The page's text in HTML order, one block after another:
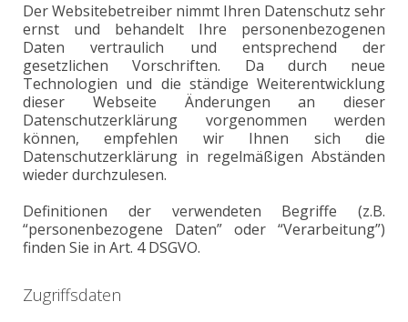
Der Websitebetreiber nimmt Ihren Datenschutz sehr
ernst und behandelt Ihre personenbezogenen
Daten vertraulich und entsprechend der
gesetzlichen Vorschriften. Da durch neue
Technologien und die ständige Weiterentwicklung
dieser Webseite Änderungen an dieser
Datenschutzerklärung vorgenommen werden
können, empfehlen wir Ihnen sich die
Datenschutzerklärung in regelmäßigen Abständen
wieder durchzulesen.
Definitionen der verwendeten Begriffe (z.B.
“personenbezogene Daten” oder “Verarbeitung”)
finden Sie in Art. 4 DSGVO.
Zugriffsdaten